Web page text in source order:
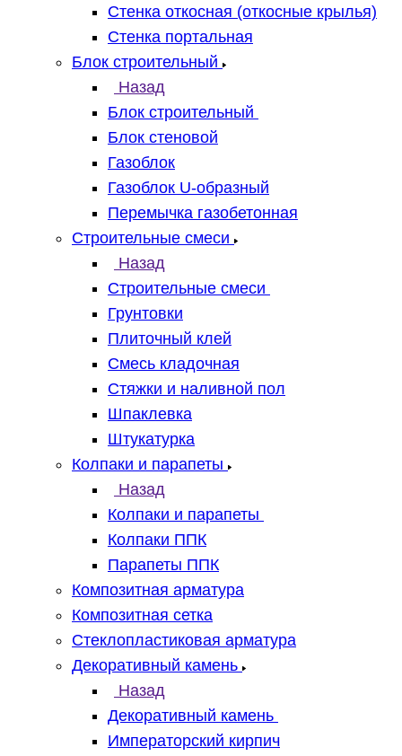
Стенка откосная (откосные крылья)
Стенка портальная
Блок строительный
Назад
Блок строительный
Блок стеновой
Газоблок
Газоблок U-образный
Перемычка газобетонная
Строительные смеси
Назад
Строительные смеси
Грунтовки
Плиточный клей
Смесь кладочная
Стяжки и наливной пол
Шпаклевка
Штукатурка
Колпаки и парапеты
Назад
Колпаки и парапеты
Колпаки ППК
Парапеты ППК
Композитная арматура
Композитная сетка
Стеклопластиковая арматура
Декоративный камень
Назад
Декоративный камень
Императорский кирпич